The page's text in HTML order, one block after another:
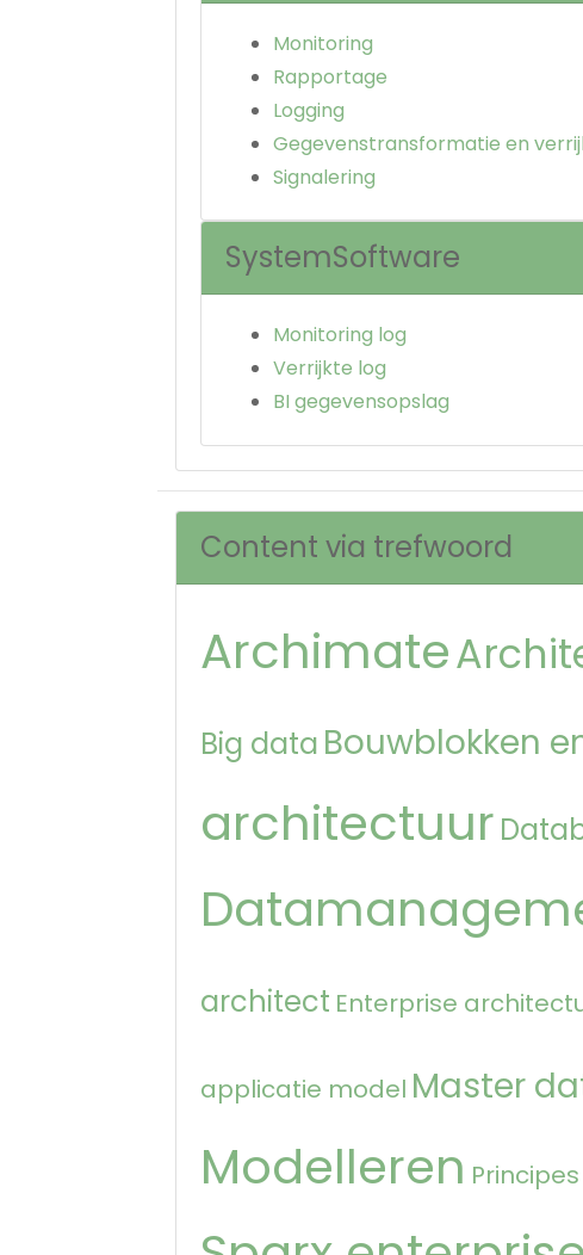
Monitoring
Rapportage
Logging
Gegevenstransformatie en
Signalering
SystemSoftware
Monitoring log
Verrijkte log
BI gegevensopslag
Content via trefwoord
Archimate
Big data Bouwblokken
architectuur
architect Enterprise
applicatie model Master
Modelleren Principes